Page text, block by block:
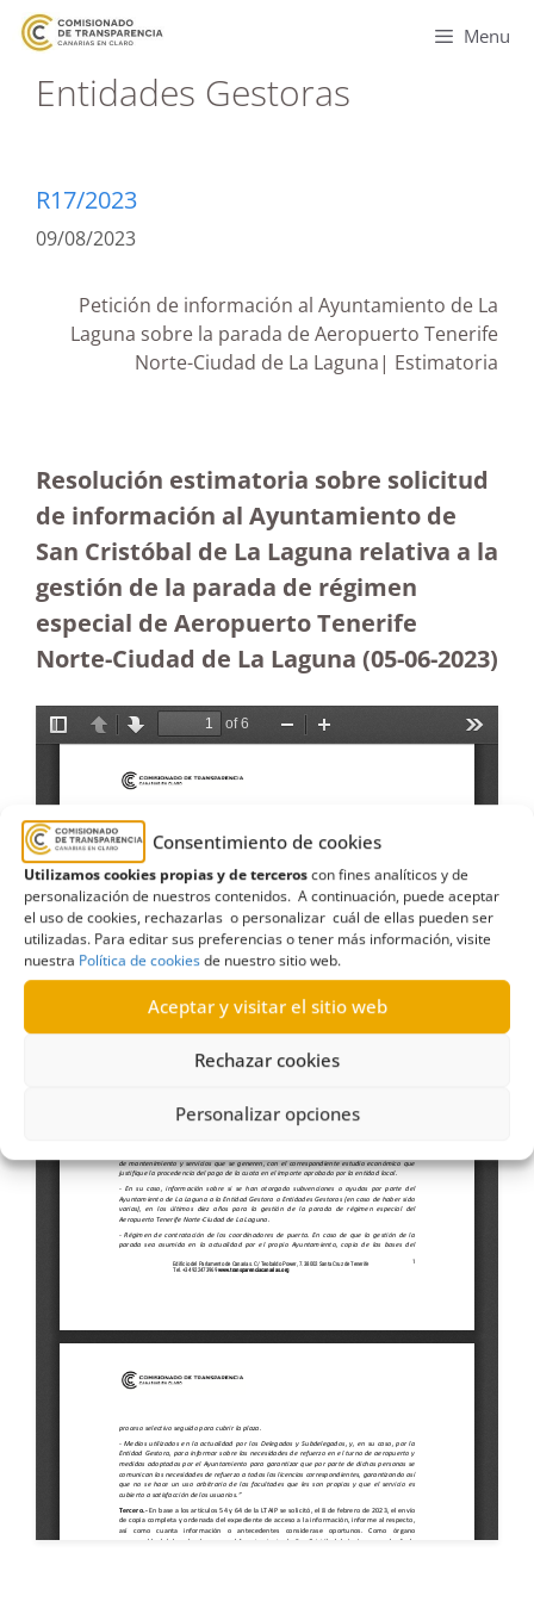
Consentimiento de cookies
Utilizamos cookies propias y de terceroscon fines analíticos y de
personalización de nuestros contenidos. A continuación, puede aceptar
el uso de cookies, rechazarlas o personalizar cuál de ellas pueden ser
utilizadas. Para editar sus preferencias o tener más información, visite
nuestra Política de cookiesde nuestro sitio web.
Aceptar y visitar el sitio web
Rechazar cookies
Personalizar opciones
Menu
Entidades Gestoras
R17/2023
09/08/2023
Petición de información al Ayuntamiento de La
Laguna sobre la parada de Aeropuerto Tenerife
Norte-Ciudad de La Laguna| Estimatoria
Resolución estimatoria sobre solicitud
de información al Ayuntamiento de
San Cristóbal de La Laguna relativa a la
gestión de la parada de régimen
especial de Aeropuerto Tenerife
Norte-Ciudad de La Laguna (05-06-2023)